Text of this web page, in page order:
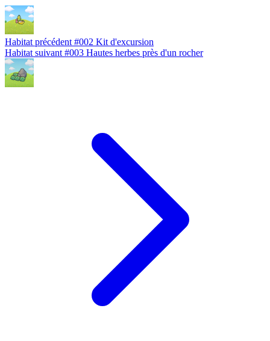
Habitat précédent #002 Kit d'excursion
Habitat suivant #003 Hautes herbes près d'un rocher